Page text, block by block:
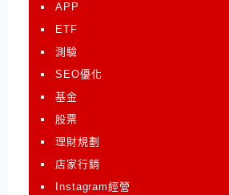
APP
ETF
測驗
SEO優化
基金
股票
理財規劃
店家行銷
Instagram經營